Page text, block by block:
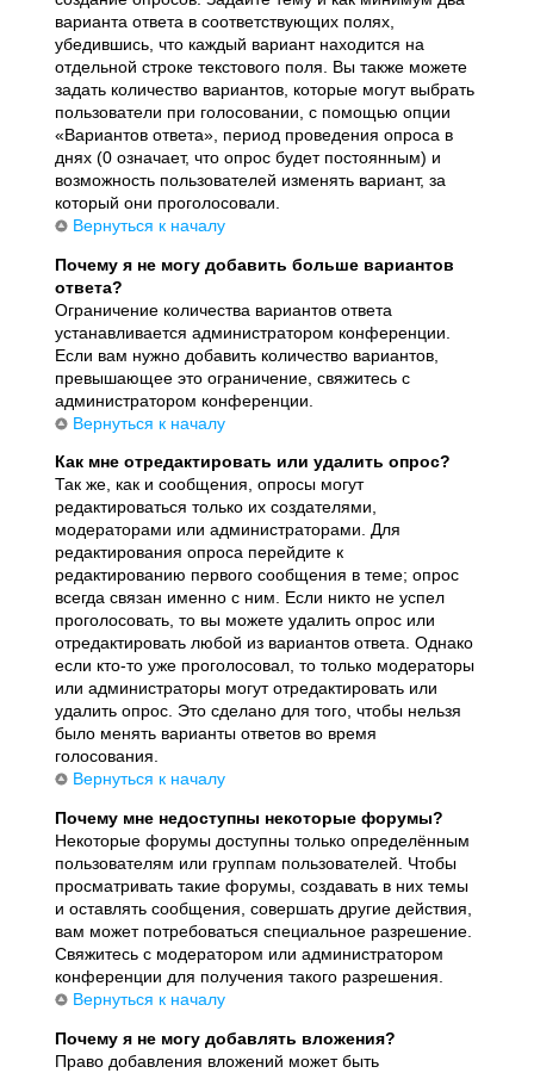
варианта ответа в соответствующих полях,
убедившись, что каждый вариант находится на
отдельной строке текстового поля. Вы также можете
задать количество вариантов, которые могут выбрать
пользователи при голосовании, с помощью опции
«Вариантов ответа», период проведения опроса в
днях (0 означает, что опрос будет постоянным) и
возможность пользователей изменять вариант, за
который они проголосовали.
Вернуться к началу
Почему я не могу добавить больше вариантов
ответа?
Ограничение количества вариантов ответа
устанавливается администратором конференции.
Если вам нужно добавить количество вариантов,
превышающее это ограничение, свяжитесь с
администратором конференции.
Вернуться к началу
Как мне отредактировать или удалить опрос?
Так же, как и сообщения, опросы могут
редактироваться только их создателями,
модераторами или администраторами. Для
редактирования опроса перейдите к
редактированию первого сообщения в теме; опрос
всегда связан именно с ним. Если никто не успел
проголосовать, то вы можете удалить опрос или
отредактировать любой из вариантов ответа. Однако
если кто-то уже проголосовал, то только модераторы
или администраторы могут отредактировать или
удалить опрос. Это сделано для того, чтобы нельзя
было менять варианты ответов во время
голосования.
Вернуться к началу
Почему мне недоступны некоторые форумы?
Некоторые форумы доступны только определённым
пользователям или группам пользователей. Чтобы
просматривать такие форумы, создавать в них темы
и оставлять сообщения, совершать другие действия,
вам может потребоваться специальное разрешение.
Свяжитесь с модератором или администратором
конференции для получения такого разрешения.
Вернуться к началу
Почему я не могу добавлять вложения?
Право добавления вложений может быть